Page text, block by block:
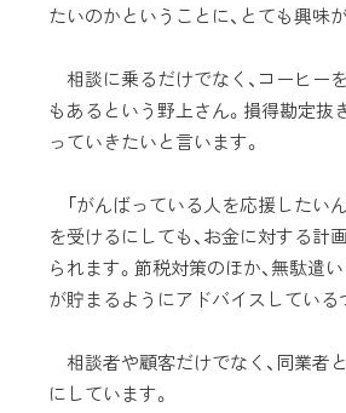
たいのかということに、とても興味
相談に乗るだけでなく、コーヒー
もあるという野上さん。損得勘定抜
っていきたいと言います。
「がんばっている人を応援したい
を受けるにしても、お金に対する計
られます。節税対策のほか、無駄遣
が貯まるようにアドバイスしている
相談者や顧客だけでなく、同業者
にしています。